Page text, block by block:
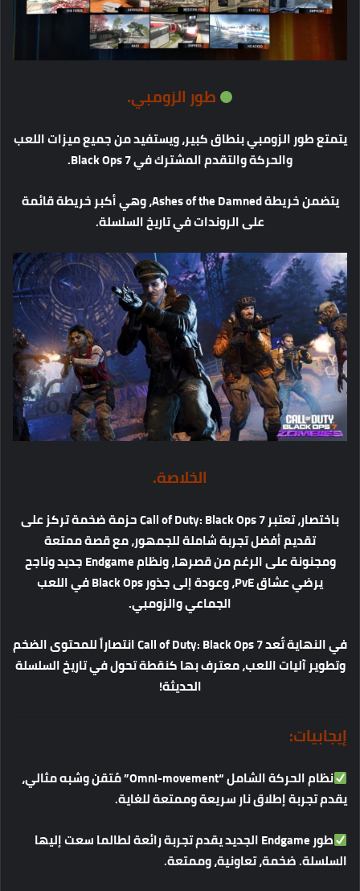
طور الزومبي.
يتمتعطورالزومبيبنطاقكبير،ويستفيدمنجميعميزاتاللعب
والحركةوالتقدمالمشتركفي
يتضمنخريطةAshes of the Damned ،وهيأكبرخريطةقائمة
علىالرونداتفيتاريخالسلسلة.
الخلاصة.
باختصار،تعتبر حزمةضخمةتركزعلى
تقديمأفضلتجربةشاملةللجمهور،معقصةممتعة
ومجنونةعلىالرغممنقصرها،ونظامEndgame جديدوناجح
يرضيعشاق ،وعودةإلىجذور فياللعب
الجماعيوالزومبي.
فيالنهايةتُعدCall of Duty: Black Ops 7انتصاراًللمحتوىالضخم
وتطويرآلياتاللعب،معترفبهاكنقطةتحولفيتاريخالسلسلة
الحديثة!
إيجابيات:
نظامالحركةالشامل“Omni-movement” مُتقنوشبهمثالي،
يقدمتجربةإطلاقنارسريعةوممتعةللغاية.
طورEndgame الجديديقدمتجربةرائعةلطالماسعتإليها
السلسلة.ضخمة،تعاونية،وممتعة.